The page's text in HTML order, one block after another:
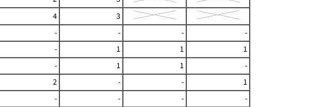
4
3
- - -
-
- 1 1
1
- 1 1
-
2 - -
1
- - -
-